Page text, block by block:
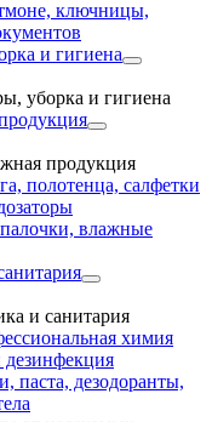
ключницы,
и гигиена
уборка и гигиена
продукция
полотенца, салфетки
влажные
и санитария
химия
дезодоранты,